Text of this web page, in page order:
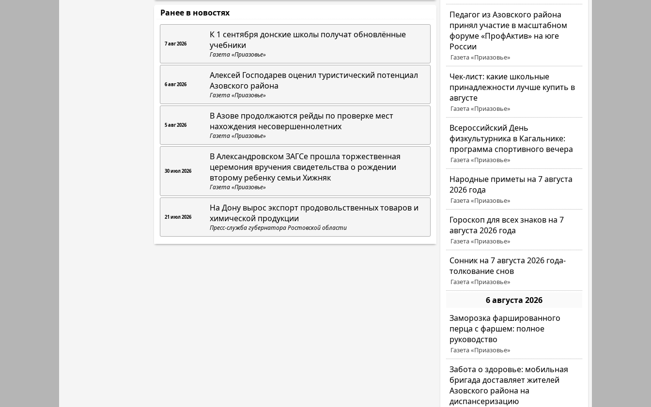
Педагог из Азовского района
принял участие в масштабном
форуме «ПрофАктив» на юге
России
Газета «Приазовье»
Чек-лист: какие школьные
принадлежности лучше купить в
августе
Газета «Приазовье»
Всероссийский День
физкультурника в Кагальнике:
программа спортивного вечера
Газета «Приазовье»
Народные приметы на 7 августа
2026 года
Газета «Приазовье»
Гороскоп для всех знаков на 7
августа 2026 года
Газета «Приазовье»
Сонник на 7 августа 2026 года-
толкование снов
Газета «Приазовье»
6 августа 2026
Заморозка фаршированного
перца с фаршем: полное
руководство
Газета «Приазовье»
Забота о здоровье: мобильная
бригада доставляет жителей
Азовского района на
диспансеризацию
Ранее в новостях
7 авг 2026
К 1 сентября донские школы получат обновлённые
учебники
Газета «Приазовье»
6 авг 2026
Алексей Господарев оценил туристический потенциал
Азовского района
Газета «Приазовье»
5 авг 2026
В Азове продолжаются рейды по проверке мест
нахождения несовершеннолетних
Газета «Приазовье»
30 июл 2026
В Александровском ЗАГСе прошла торжественная
церемония вручения свидетельства о рождении
второму ребенку семьи Хижняк
Газета «Приазовье»
21 июл 2026
На Дону вырос экспорт продовольственных товаров и
химической продукции
Пресс-служба губернатора Ростовской области